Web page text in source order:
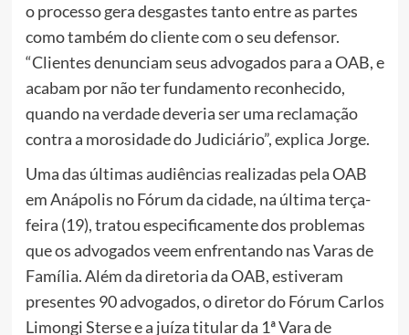
o processo gera desgastes tanto entre as partes
como também do cliente com o seu defensor.
“Clientes denunciam seus advogados para a OAB, e
acabam por não ter fundamento reconhecido,
quando na verdade deveria ser uma reclamação
contra a morosidade do Judiciário”, explica Jorge.
Uma das últimas audiências realizadas pela OAB
em Anápolis no Fórum da cidade, na última terça-
feira (19), tratou especificamente dos problemas
que os advogados veem enfrentando nas Varas de
Família. Além da diretoria da OAB, estiveram
presentes 90 advogados, o diretor do Fórum Carlos
Limongi Sterse e a juíza titular da 1ª Vara de